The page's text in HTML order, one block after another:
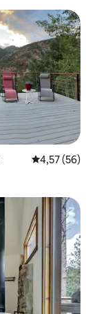
4,57 de uma
4,57 (56)